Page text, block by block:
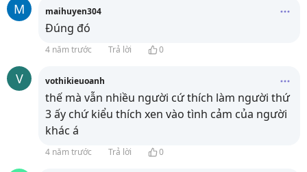
M maihuyen304
Đúng đó
4 năm trước Trả lời 0
V vothikieuoanh
thế mà vẫn nhiều người cứ thích làm người thứ
3 ấy chứ kiểu thích xen vào tình cảm của người
khác á
4 năm trước Trả lời 0